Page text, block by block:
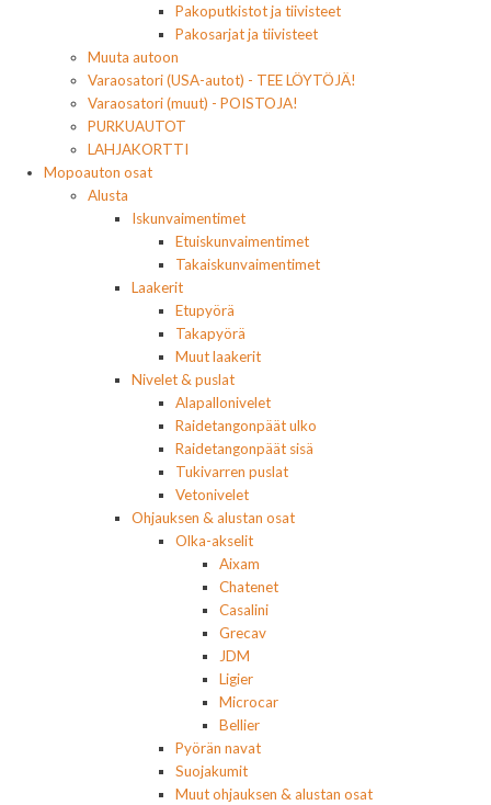
Pakoputkistot ja tiivisteet
Pakosarjat ja tiivisteet
Muuta autoon
Varaosatori (USA-autot) - TEE LÖYTÖJÄ!
Varaosatori (muut) - POISTOJA!
PURKUAUTOT
LAHJAKORTTI
Mopoauton osat
Alusta
Iskunvaimentimet
Etuiskunvaimentimet
Takaiskunvaimentimet
Laakerit
Etupyörä
Takapyörä
Muut laakerit
Nivelet & puslat
Alapallonivelet
Raidetangonpäät ulko
Raidetangonpäät sisä
Tukivarren puslat
Vetonivelet
Ohjauksen & alustan osat
Olka-akselit
Aixam
Chatenet
Casalini
Grecav
JDM
Ligier
Microcar
Bellier
Pyörän navat
Suojakumit
Muut ohjauksen & alustan osat